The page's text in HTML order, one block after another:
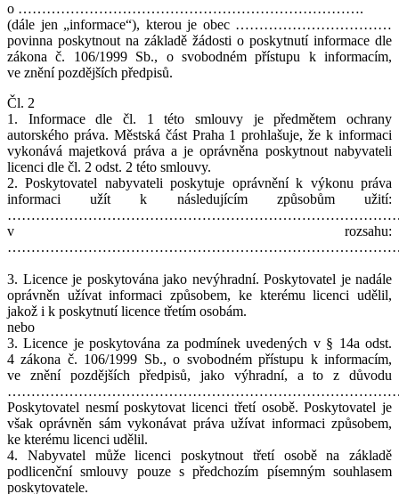
o ……………………………………………………………….
(dále jen „informace“), kterou je obec ……………………………
povinna poskytnout na základě žádosti o poskytnutí informace dle
zákona č. 106/1999 Sb., o svobodném přístupu k informacím,
ve znění pozdějších předpisů.
Čl. 2
1. Informace dle čl. 1 této smlouvy je předmětem ochrany
autorského práva. Městská část Praha 1 prohlašuje, že k informaci
vykonává majetková práva a je oprávněna poskytnout nabyvateli
licenci dle čl. 2 odst. 2 této smlouvy.
2. Poskytovatel nabyvateli poskytuje oprávnění k výkonu práva
informaci užít k následujícím způsobům užití:
v rozsahu:
3. Licence je poskytována jako nevýhradní. Poskytovatel je nadále
oprávněn užívat informaci způsobem, ke kterému licenci udělil,
jakož i k poskytnutí licence třetím osobám.
nebo
3. Licence je poskytována za podmínek uvedených v § 14a odst.
4 zákona č. 106/1999 Sb., o svobodném přístupu k informacím,
ve znění pozdějších předpisů, jako výhradní, a to z důvodu
Poskytovatel nesmí poskytovat licenci třetí osobě. Poskytovatel je
však oprávněn sám vykonávat práva užívat informaci způsobem,
ke kterému licenci udělil.
4. Nabyvatel může licenci poskytnout třetí osobě na základě
podlicenční smlouvy pouze s předchozím písemným souhlasem
poskytovatele.